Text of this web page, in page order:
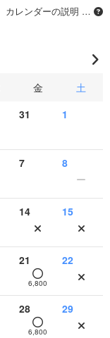
カレンダーの説明 …
金
土
31 1
7 8
14 15
21
6,800
22
28
6,800
29